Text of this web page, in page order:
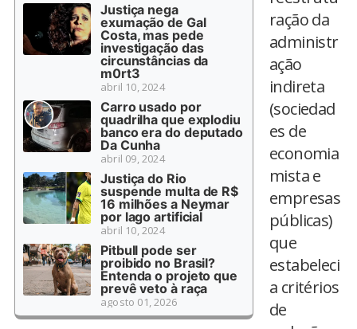
Justiça nega
exumação de Gal
Costa, mas pede
investigação das
circunstâncias da
m0rt3
abril 10, 2024
Carro usado por
quadrilha que explodiu
banco era do deputado
Da Cunha
abril 09, 2024
Justiça do Rio
suspende multa de R$
16 milhões a Neymar
por lago artificial
abril 10, 2024
Pitbull pode ser
proibido no Brasil?
Entenda o projeto que
prevê veto à raça
agosto 01, 2026
ração da
administr
ação
indireta
(sociedad
es de
economia
mista e
empresas
públicas)
que
estabeleci
a critérios
de